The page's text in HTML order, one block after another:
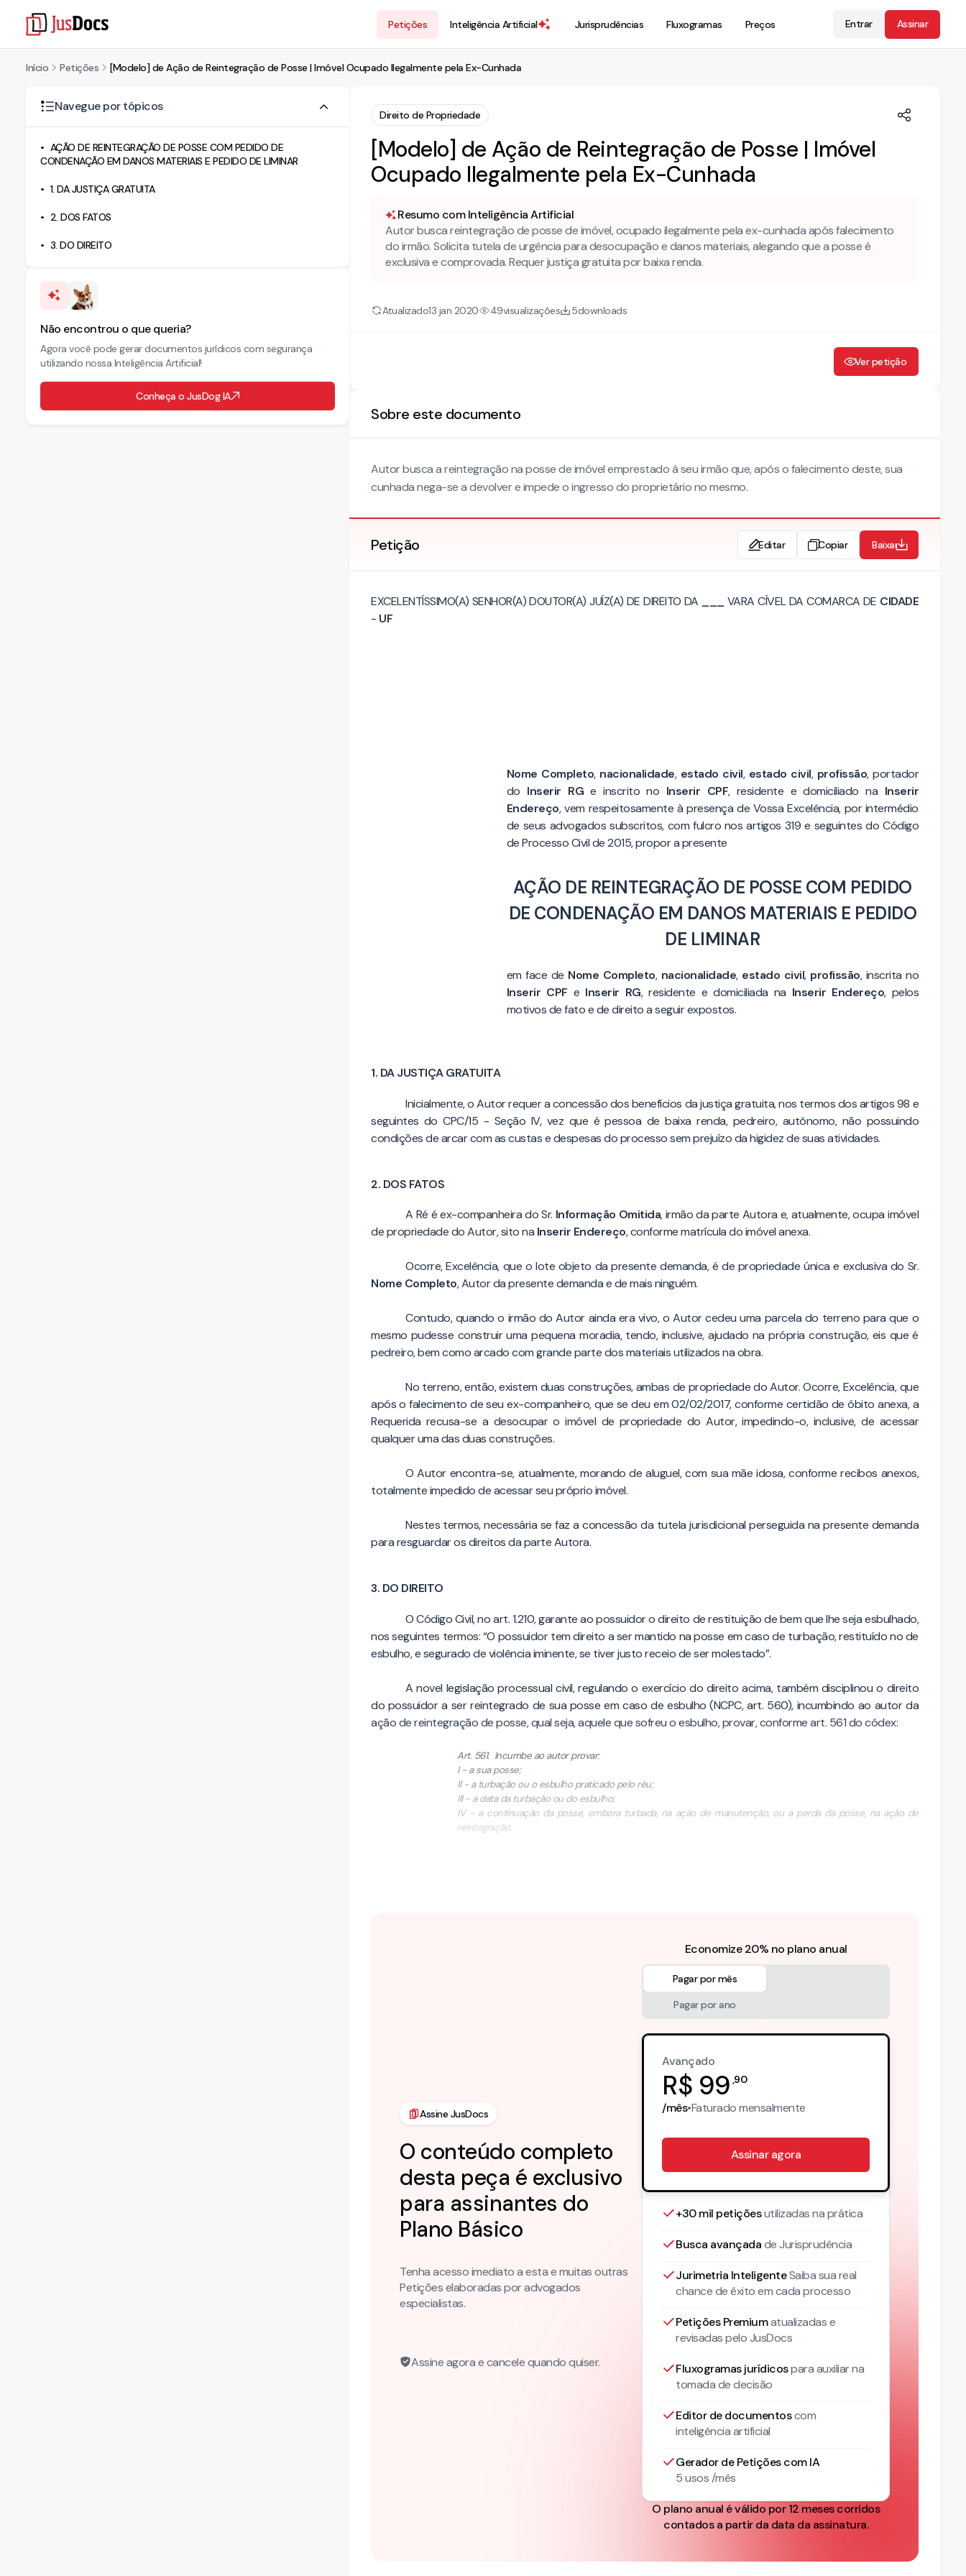
Petições Inteligência Artificial Jurisprudências Fluxogramas Preços Entrar Assinar
Início Petições [Modelo] de Ação de Reintegração de Posse | Imóvel Ocupado Ilegalmente pela Ex-Cunhada
Navegue por tópicos
AÇÃO DE REINTEGRAÇÃO DE POSSE COM PEDIDO DE
CONDENAÇÃO EM DANOS MATERIAIS E PEDIDO DE LIMINAR
1. DA JUSTIÇA GRATUITA
2. DOS FATOS
3. DO DIREITO
Não encontrou o que queria?
Agora você pode gerar documentos jurídicos com segurança
utilizando nossa Inteligência Artificial!
Conheça o JusDog IA
Direito de Propriedade
[Modelo] de Ação de Reintegração de Posse | Imóvel
Ocupado Ilegalmente pela Ex-Cunhada
Resumo com Inteligência Artificial
Autor busca reintegração de posse de imóvel, ocupado ilegalmente pela ex-cunhada após falecimento
do irmão. Solicita tutela de urgência para desocupação e danos materiais, alegando que a posse é
exclusiva e comprovada. Requer justiça gratuita por baixa renda.
Atualizado13 jan 2020 49visualizações 5downloads
Ver petição
Sobre este documento
Autor busca a reintegração na posse de imóvel emprestado à seu irmão que, após o falecimento deste, sua
cunhada nega-se a devolver e impede o ingresso do proprietário no mesmo.
Petição Editar Copiar Baixar
EXCELENTÍSSIMO(A) SENHOR(A) DOUTOR(A) JUÍZ(A) DE DIREITO DA VARA CÍVEL DA COMARCA DE CIDADE
- UF
Nome Completo, nacionalidade, estado civil, estado civil, profissão, portador
do Inserir RG e inscrito no Inserir CPF, residente e domiciliado na Inserir
Endereço, vem respeitosamente à presença de Vossa Excelência, por intermédio
de seus advogados subscritos, com fulcro nos artigos 319 e seguintes do Código
de Processo Civil de 2015, propor a presente
AÇÃO DE REINTEGRAÇÃO DE POSSE COM PEDIDO
DE CONDENAÇÃO EM DANOS MATERIAIS E PEDIDO
DE LIMINAR
em face de Nome Completo, nacionalidade, estado civil, profissão, inscrita no
Inserir CPF e Inserir RG, residente e domiciliada na Inserir Endereço, pelos
motivos de fato e de direito a seguir expostos.
1. DA JUSTIÇA GRATUITA
Inicialmente, o Autor requer a concessão dos benefícios da justiça gratuita, nos termos dos artigos 98 e
seguintes do CPC/15 - Seção IV, vez que é pessoa de baixa renda, pedreiro, autônomo, não possuindo
condições de arcar com as custas e despesas do processo sem prejuízo da higidez de suas atividades.
2. DOS FATOS
A Ré é ex-companheira do Sr. Informação Omitida, irmão da parte Autora e, atualmente, ocupa imóvel
de propriedade do Autor, sito na Inserir Endereço, conforme matrícula do imóvel anexa.
Ocorre, Excelência, que o lote objeto da presente demanda, é de propriedade única e exclusiva do Sr.
Nome Completo, Autor da presente demanda e de mais ninguém.
Contudo, quando o irmão do Autor ainda era vivo, o Autor cedeu uma parcela do terreno para que o
mesmo pudesse construir uma pequena moradia, tendo, inclusive, ajudado na própria construção, eis que é
pedreiro, bem como arcado com grande parte dos materiais utilizados na obra.
No terreno, então, existem duas construções, ambas de propriedade do Autor. Ocorre, Excelência, que
após o falecimento de seu ex-companheiro, que se deu em 02/02/2017, conforme certidão de óbito anexa, a
Requerida recusa-se a desocupar o imóvel de propriedade do Autor, impedindo-o, inclusive, de acessar
qualquer uma das duas construções.
O Autor encontra-se, atualmente, morando de aluguel, com sua mãe idosa, conforme recibos anexos,
totalmente impedido de acessar seu próprio imóvel.
Nestes termos, necessária se faz a concessão da tutela jurisdicional perseguida na presente demanda
para resguardar os direitos da parte Autora.
3. DO DIREITO
O Código Civil, no art. 1.210, garante ao possuidor o direito de restituição de bem que lhe seja esbulhado,
nos seguintes termos: “O possuidor tem direito a ser mantido na posse em caso de turbação, restituído no de
esbulho, e segurado de violência iminente, se tiver justo receio de ser molestado”.
A novel legislação processual civil, regulando o exercício do direito acima, também disciplinou o direito
do possuidor a ser reintegrado de sua posse em caso de esbulho (NCPC, art. 560), incumbindo ao autor da
ação de reintegração de posse, qual seja, aquele que sofreu o esbulho, provar, conforme art. 561 do códex:
Art. 561. Incumbe ao autor provar:
I - a sua posse;
II - a turbação ou o esbulho praticado pelo réu;
III - a data da turbação ou do esbulho;
IV - a continuação da posse, embora turbada, na ação de manutenção, ou a perda da posse, na ação de
reintegração.
Assine JusDocs
O conteúdo completo
desta peça é exclusivo
para assinantes do
Plano Básico
Tenha acesso imediato a esta e muitas outras
Petições elaboradas por advogados
especialistas.
Assine agora e cancele quando quiser.
Economize 20% no plano anual
Pagar por mês
Pagar por ano
Avançado
R$ 99 ,90
/mês•Faturadomensalmente
Assinar agora
+30 mil petiçõesutilizadas na prática
Busca avançadade Jurisprudência
Jurimetria InteligenteSaiba sua real
chance de êxito em cada processo
Petições Premiumatualizadase
revisadas pelo JusDocs
Fluxogramas jurídicospara auxiliar na
tomada de decisão
Editor de documentoscom
inteligência artificial
Gerador de Petições com IA
5 usos /mês
O plano anual é válido por 12 meses corridos
contados a partir da data da assinatura.